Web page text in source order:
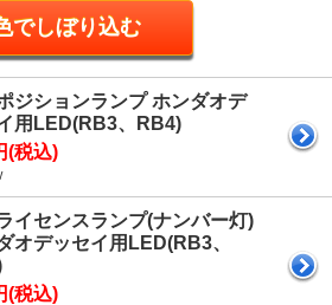
ジションランプ ホンダオデ
用LED(RB3、RB4)
(税込)
イセンスランプ(ナンバー灯)
オデッセイ用LED(RB3、
(税込)